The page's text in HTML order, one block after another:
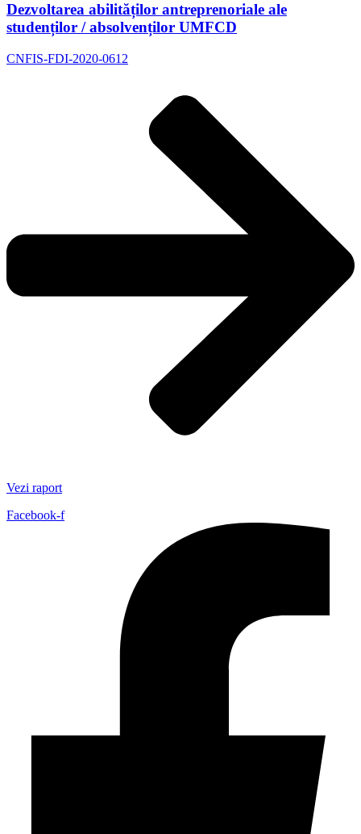
Dezvoltarea abilităților antreprenoriale ale
studenților / absolvenților UMFCD
CNFIS-FDI-2020-0612
Vezi raport
Facebook-f